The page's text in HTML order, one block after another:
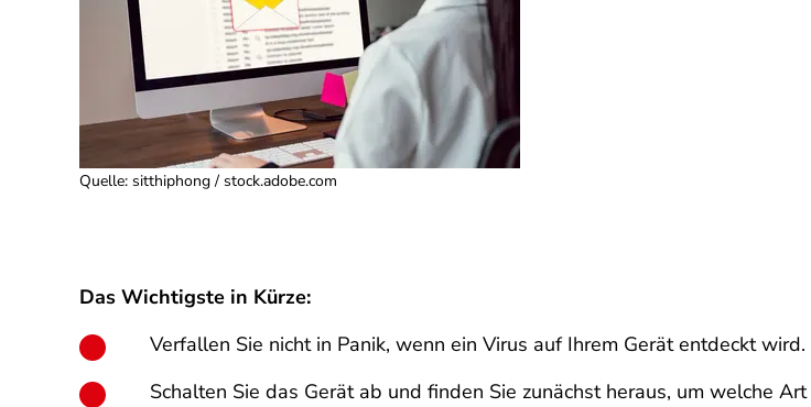
Quelle: sitthiphong / stock.adobe.com
Das Wichtigste in Kürze:
Verfallen Sie nicht in Panik, wenn ein Virus auf Ihrem Gerät entdeckt wird.
Schalten Sie das Gerät ab und finden Sie zunächst heraus, um welche